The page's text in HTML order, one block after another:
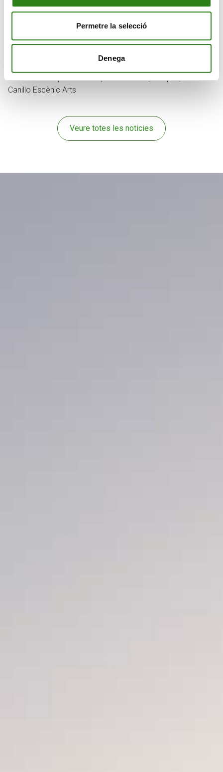
Permetre la selecció
Denega
Creand s’incorpora com a patrocinador principal privat al
Canillo Escènic Arts
Veure totes les noticies